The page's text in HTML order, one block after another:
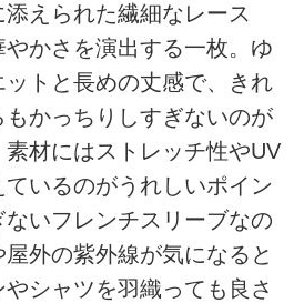
えられた繊細なレース
かさを演出する一枚。ゆ
ットと長めの丈感で、きれ
かっちりしすぎないのが
材にはストレッチ性やUV
いるのがうれしいポイン
ないフレンチスリーブなの
外の紫外線が気になると
シャツを羽織っても良さ